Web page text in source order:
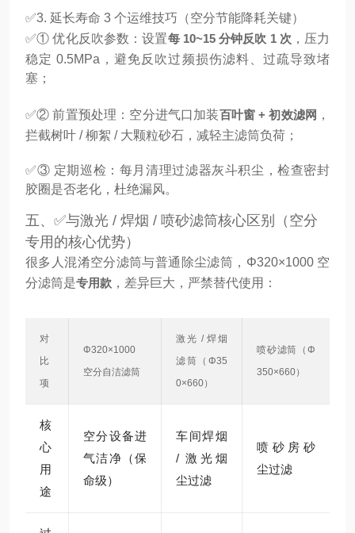
✅3. 延长寿命 3 个运维技巧（空分节能降耗关键）
✅① 优化反吹参数：设置每 10~15 分钟反吹 1 次 ，压力
稳定 0.5MPa，避免反吹过频损伤滤料、过疏导致堵
塞；
✅② 前置预处理：空分进气口加装百叶窗 + 初效滤网 ，
拦截树叶 / 柳絮 / 大颗粒砂石，减轻主滤筒负荷；
✅③ 定期巡检：每月清理过滤器灰斗积尘，检查密封
胶圈是否老化，杜绝漏风。
五、✅与激光 / 焊烟 / 喷砂滤筒核心区别（空分
专用的核心优势）
很多人混淆空分滤筒与普通除尘滤筒，Φ320×1000 空
分滤筒是专用款 ，差异巨大，严禁替代使用：
对
比
项
Φ320×1000
空分自洁滤筒
激光 / 焊烟
滤筒（Φ35
0×660）
喷砂滤筒（Φ
350×660）
核
心
用
途
空分设备进
气洁净（保
命级）
车间焊烟
/ 激光烟
尘过滤
喷砂房砂
尘过滤